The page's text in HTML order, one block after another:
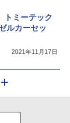
トミーテック
ルカーセッ
2021年11月17日